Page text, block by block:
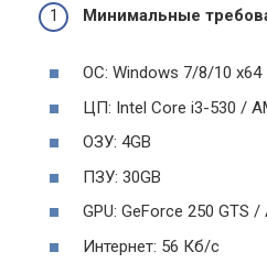
Минимальные
ОС: Windows 7/8/10 x64
ЦП: Intel Core i3-530 /
ОЗУ: 4GB
ПЗУ: 30GB
GPU: GeForce 250 GTS /
Интернет: 56 Кб/с